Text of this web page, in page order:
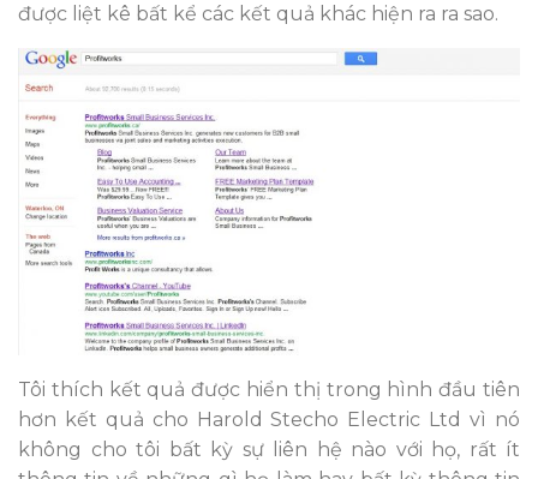
được liệt kê bất kể các kết quả khác hiện ra ra sao.
Tôi thích kết quả được hiển thị trong hình đầu tiên
hơn kết quả cho Harold Stecho Electric Ltd vì nó
không cho tôi bất kỳ sự liên hệ nào với họ, rất ít